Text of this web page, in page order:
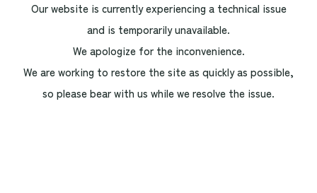
Our website is currently experiencing a technical issue
and is temporarily unavailable.
We apologize for the inconvenience.
We are working to restore the site as quickly as possible,
so please bear with us while we resolve the issue.